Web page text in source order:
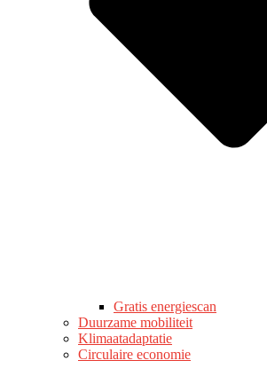
Gratis energiescan
Duurzame mobiliteit
Klimaatadaptatie
Circulaire economie